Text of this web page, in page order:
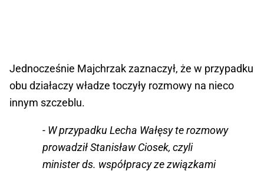
Jednocześnie Majchrzak zaznaczył, że w przypadku
obu działaczy władze toczyły rozmowy na nieco
innym szczeblu.
- W przypadku Lecha Wałęsy te rozmowy
prowadził Stanisław Ciosek, czyli
minister ds. współpracy ze związkami